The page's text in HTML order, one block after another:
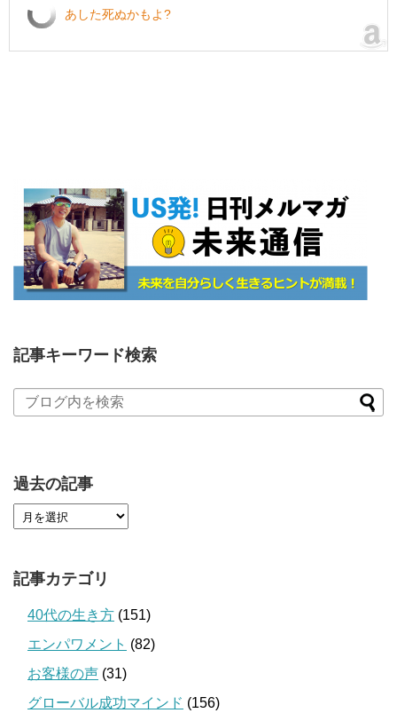
あした死ぬかもよ?
記事キーワード検索
過去の記事
記事カテゴリ
40代の生き方 (151)
エンパワメント (82)
お客様の声 (31)
グローバル成功マインド (156)